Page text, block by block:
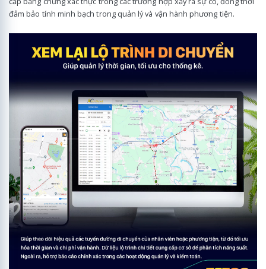
đảm bảo tính minh bạch trong quản lý và vận hành phương tiện.